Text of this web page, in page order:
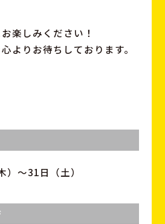
楽しみください！
よりお待ちしております。
〜31日（土）